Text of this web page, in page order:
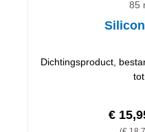
85
Dichtingsproduct,
€